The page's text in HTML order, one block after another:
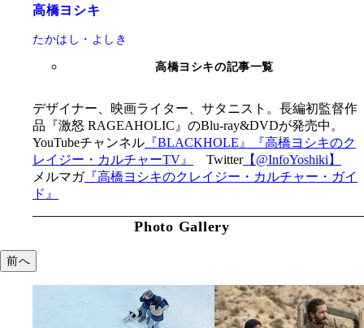
高橋ヨシキ
たかはし・よしき
高橋ヨシキの記事一覧
デザイナー、映画ライター、サタニスト。長編初監督作
品『激怒 RAGEAHOLIC』のBlu-ray&DVDが発売中。
YouTubeチャンネル 『BLACKHOLE』
『高橋ヨシキのク
レイジー・カルチャーTV』
Twitter【@InfoYoshiki】
メルマガ『高橋ヨシキのクレイジー・カルチャー・ガイ
ド』
Photo Gallery
前へ